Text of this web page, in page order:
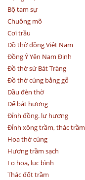
Bộ tam sự
Chuông mõ
Cơi trầu
Đồ thờ đồng Việt Nam
Đồng Ý Yên Nam Định
Đồ thờ sứ Bát Tràng
Đồ thờ cúng bằng gỗ
Dầu đèn thờ
Đế bát hương
Đỉnh đồng. lư hương
Đỉnh xông trầm, thác trầm
Hoa thờ cúng
Hương trầm sạch
Lọ hoa, lục bình
Thác đốt trầm